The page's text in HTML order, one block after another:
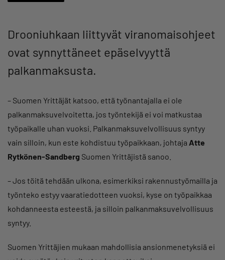
Drooniuhkaan liittyvät viranomaisohjeet
ovat synnyttäneet epäselvyyttä
palkanmaksusta.
– Suomen Yrittäjät katsoo, että työnantajalla ei ole
palkanmaksuvelvoitetta, jos työntekijä ei voi matkustaa
työpaikalle uhan vuoksi. Palkanmaksuvelvollisuus syntyy
vain silloin, kun este kohdistuu työpaikkaan, johtaja Atte
Rytkönen-Sandberg Suomen Yrittäjistä sanoo.
– Jos töitä tehdään ulkona, esimerkiksi rakennustyömailla ja
työnteko estyy vaaratiedotteen vuoksi, kyse on työpaikkaa
kohdanneesta esteestä, ja silloin palkanmaksuvelvollisuus
syntyy.
Suomen Yrittäjien mukaan mahdollisia ansionmenetyksiä ei